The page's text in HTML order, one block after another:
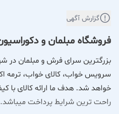
گزارش آگهی
فروشگاه مبلمان و
بزرگترین سرای فرش و مبلمان
سرویس خواب، کالای خواب، ترمه
خواهد شد. هدف ما ارائه کالای با
راحت ترین شرایط پرداخت میباشد.